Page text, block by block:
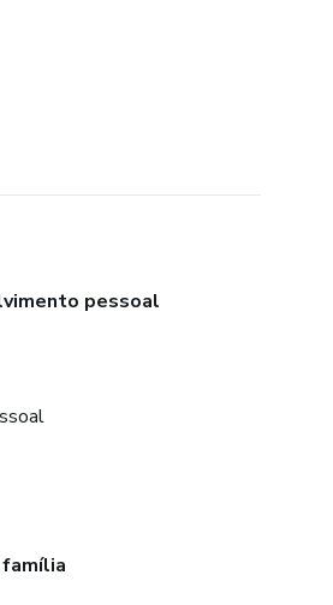
pessoal